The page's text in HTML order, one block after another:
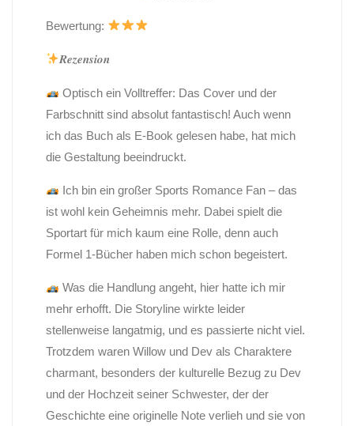
Bewertung:
𝑹𝒆𝒛𝒆𝒏𝒔𝒊𝒐𝒏
Optisch ein Volltreffer: Das Cover und der
Farbschnitt sind absolut fantastisch! Auch wenn
ich das Buch als E-Book gelesen habe, hat mich
die Gestaltung beeindruckt.
Ich bin ein großer Sports Romance Fan – das
ist wohl kein Geheimnis mehr. Dabei spielt die
Sportart für mich kaum eine Rolle, denn auch
Formel 1-Bücher haben mich schon begeistert.
Was die Handlung angeht, hier hatte ich mir
mehr erhofft. Die Storyline wirkte leider
stellenweise langatmig, und es passierte nicht viel.
Trotzdem waren Willow und Dev als Charaktere
charmant, besonders der kulturelle Bezug zu Dev
und der Hochzeit seiner Schwester, der der
Geschichte eine originelle Note verlieh und sie von